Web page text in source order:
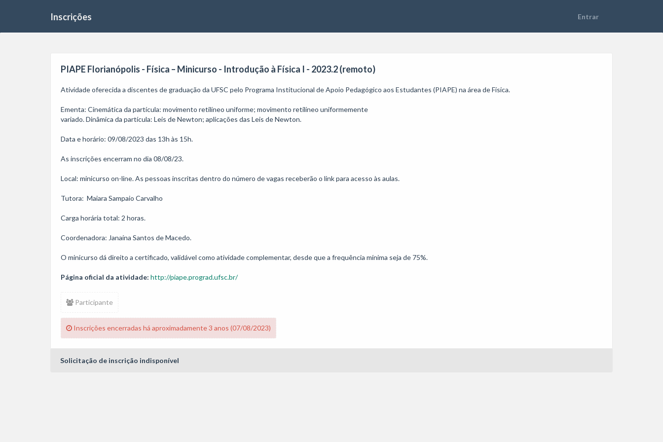
Inscrições
PIAPE Florianópolis - Física – Minicurso - Introdução à Física I - 2023.2 (remoto)
Atividade oferecida a discentes de graduação da UFSC pelo Programa Institucional de Apoio Pedagógico aos Estudantes (PIAPE) na área de Física.
Ementa: Cinemática da partícula: movimento retilíneo uniforme; movimento retilíneo uniformemente
variado. Dinâmica da partícula: Leis de Newton; aplicações das Leis de Newton.
Data e horário: 09/08/2023 das 13h às 15h.
As inscrições encerram no dia 08/08/23.
Local: minicurso on-line. As pessoas inscritas dentro do número de vagas receberão o link para acesso às aulas.
Tutora:  Maiara Sampaio Carvalho
Carga horária total: 2 horas.
Coordenadora: Janaína Santos de Macedo.
Página oficial da atividade: http://piape.prograd.ufsc.br/
Participante
Inscrições encerradas há aproximadamente 3 anos (07/08/2023)
Solicitação de inscrição indisponível